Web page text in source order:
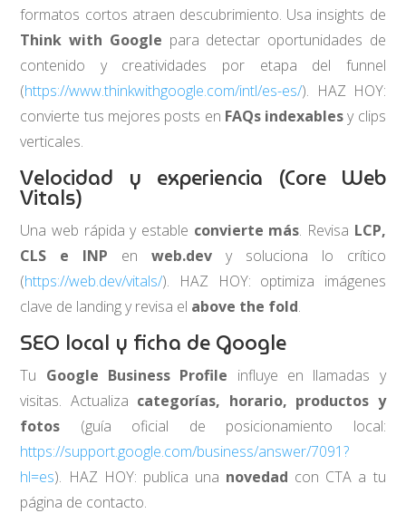
formatos cortos atraen descubrimiento. Usa insights de
Think with Google para detectar oportunidades de
contenido y creatividades por etapa del funnel
(https://www.thinkwithgoogle.com/intl/es-es/). HAZ HOY:
convierte tus mejores posts en FAQs indexablesy clips
verticales.
Velocidad y experiencia (Core Web
Vitals)
Una web rápida y estable convierte más. Revisa LCP,
CLS e INP en web.dev y soluciona lo crítico
(https://web.dev/vitals/). HAZ HOY: optimiza imágenes
clave de landing y revisa el above the fold.
SEO local y ficha de Google
Tu Google Business Profile influye en llamadas y
visitas. Actualiza categorías, horario, productos y
fotos (guía oficial de posicionamiento local:
https://support.google.com/business/answer/7091?
hl=es). HAZ HOY: publica una novedad con CTA a tu
página de contacto.